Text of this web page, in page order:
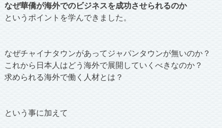
なぜ華僑が海外でのビジネスを成功させられるのか
というポイントを学んできました。
なぜチャイナタウンがあってジャパンタウンが無いのか？
これから日本人はどう海外で展開していくべきなのか？
求められる海外で働く人材とは？
という事に加えて